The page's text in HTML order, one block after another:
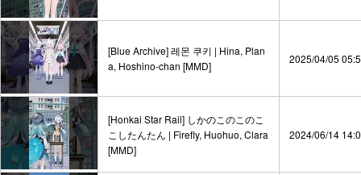
[Blue Archive] 레몬 쿠키 | Hina, Plan
a, Hoshino-chan [MMD]
2025/04/05
[Honkai Star Rail] しかのこのこのこ
こしたんたん | Firefly, Huohuo, Clara
[MMD]
2024/06/14